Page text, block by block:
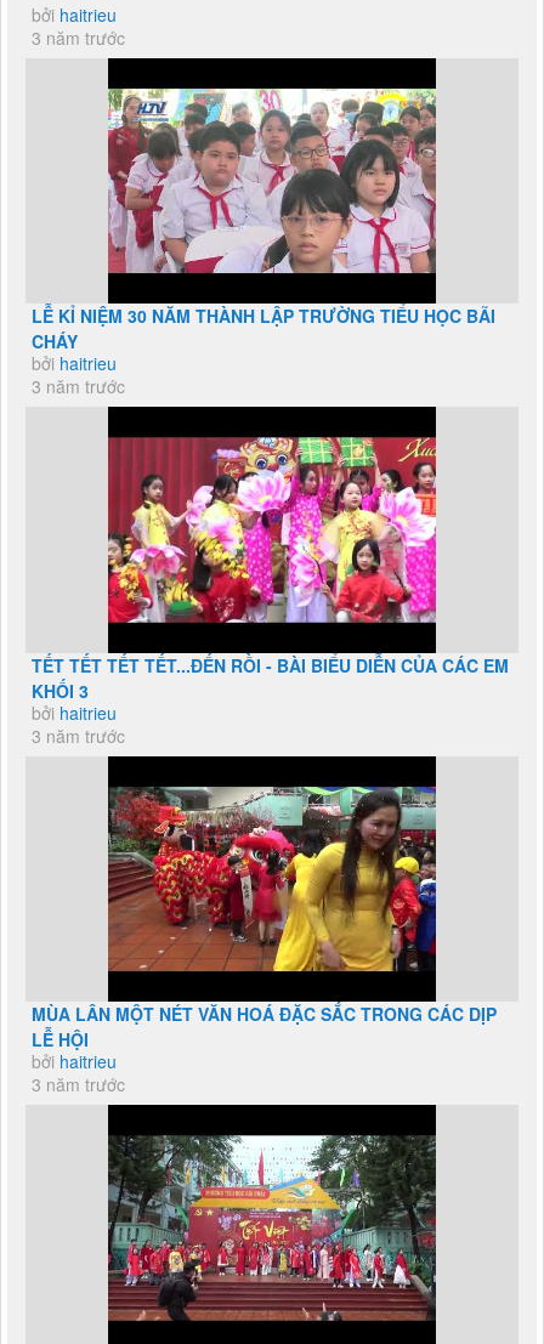
bởi haitrieu
3 năm trước
LỄ KỈ NIỆM 30 NĂM THÀNH LẬP TRƯỜNG TIỂU HỌC BÃI
CHÁY
bởi haitrieu
3 năm trước
TẾT TẾT TẾT TẾT...ĐẾN RỒI - BÀI BIỂU DIỄN CỦA CÁC EM
KHỐI 3
bởi haitrieu
3 năm trước
MÙA LÂN MỘT NÉT VĂN HOÁ ĐẶC SẮC TRONG CÁC DỊP
LỄ HỘI
bởi haitrieu
3 năm trước